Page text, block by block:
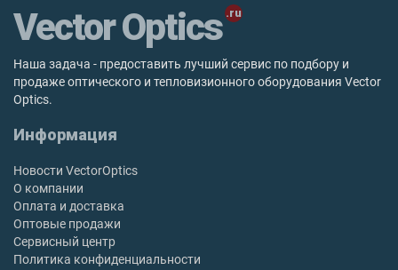
Vector Optics
Наша задача - предоставить лучший сервис по подбору и
продаже оптического и тепловизионного оборудования Vector
Optics.
Информация
Новости VectorOptics
О компании
Оплата и доставка
Оптовые продажи
Сервисный центр
Политика конфиденциальности